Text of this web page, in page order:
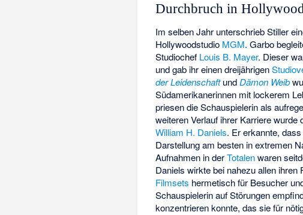
Durchbruch in Hollywood
Im selben Jahr unterschrieb Stiller
Hollywoodstudio MGM. Garbo
Studiochef Louis B. Mayer. Dieser
und gab ihr einen dreijährigen
der LeidenschaftundDämon Weib
Südamerikanerinnen mit lockerem
priesen die Schauspielerin als
weiteren Verlauf ihrer Karriere
William H. Daniels. Er erkannte,
Darstellung am besten in extremen
Aufnahmen in derTotalenwaren
Daniels wirkte bei nahezu allen
Filmsets hermetisch für Besucher
Schauspielerin auf Störungen
konzentrieren konnte, das sie für